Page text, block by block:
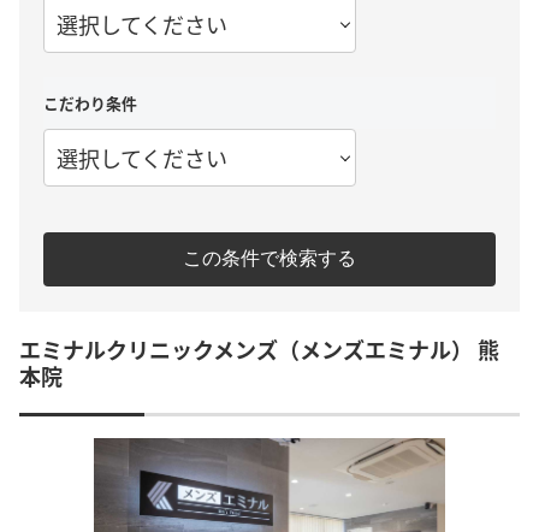
選択してください
こだわり条件
選択してください
この条件で検索する
エミナルクリニックメンズ（メンズエミナル） 熊
本院